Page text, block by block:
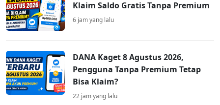
Klaim Saldo Gratis Tanpa Premium
6 jam yang lalu
DANA Kaget 8 Agustus 2026,
Pengguna Tanpa Premium Tetap
Bisa Klaim?
22 jam yang lalu